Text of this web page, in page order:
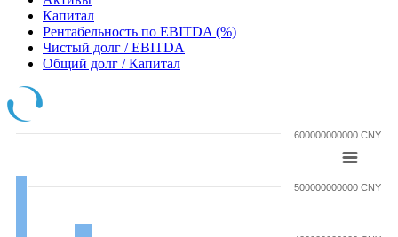
Капитал
Рентабельность по EBITDA (%)
Чистый долг / EBITDA
Общий долг / Капитал
500000000000 CNY
600000000000 CNY